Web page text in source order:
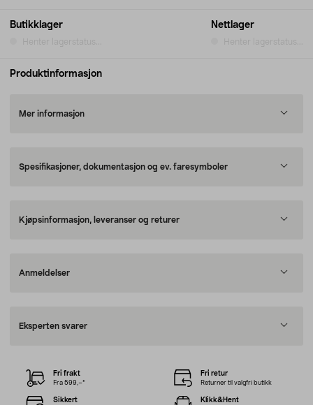
Butikklager
Henter lagerstatus...
Nettlager
Henter lagerstatus...
Produktinformasjon
Mer informasjon
Spesifikasjoner, dokumentasjon og ev. faresymboler
Kjøpsinformasjon, leveranser og returer
Anmeldelser
Eksperten svarer
Fri frakt
Fra 599,–*
Fri retur
Returner til valgfri butikk
Sikkert Klikk&Hent